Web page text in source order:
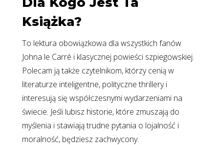
Książka?
To lektura obowiązkowa dla wszystkich fanów
Johna le Carré i klasycznej powieści szpiegowskiej.
Polecam ją także czytelnikom, którzy cenią w
literaturze inteligentne, polityczne thrillery i
interesują się współczesnymi wydarzeniami na
świecie. Jeśli lubisz historie, które zmuszają do
myślenia i stawiają trudne pytania o lojalność i
moralność, będziesz zachwycony.